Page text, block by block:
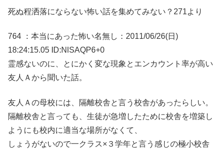
死ぬ程洒落にならない怖い話を集めてみない？271より
764 ：本当にあった怖い名無し：2011/06/26(日)
18:24:15.05 ID:NlSAQP6+0
霊感ないのに、とにかく変な現象とエンカウント率が高い
友人Ａから聞いた話。
友人Ａの母校には、隔離校舎と言う校舎があったらしい。
隔離校舎と言っても、生徒が急増したために校舎を増築し
ようにも校内に適当な場所がなくて、
しょうがないので一クラス×３学年と言う感じの極小校舎